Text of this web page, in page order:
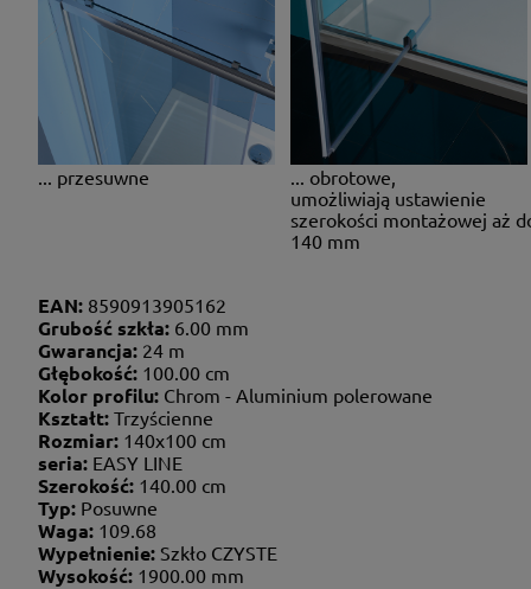
... przesuwne
... obrotowe,
umożliwiają ustawienie
szerokości montażowej aż
140 mm
EAN: 8590913905162
Grubość szkła: 6.00 mm
Gwarancja: 24 m
Głębokość: 100.00 cm
Kolor profilu: Chrom - Aluminium polerowane
Kształt: Trzyścienne
Rozmiar: 140x100 cm
seria: EASY LINE
Szerokość: 140.00 cm
Typ: Posuwne
Waga: 109.68
Wypełnienie: Szkło CZYSTE
Wysokość: 1900.00 mm